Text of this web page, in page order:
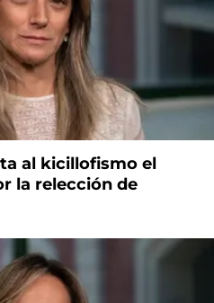
al kicillofismo el
la relección de